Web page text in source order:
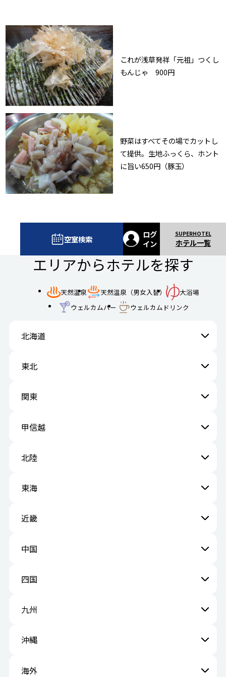
これが浅草発祥「元祖」つくし
もんじゃ 900円
野菜はすべてその場でカットし
て提供。生地ふっくら、ホント
に旨い650円（豚玉）
空室検索
ログ
イン
ホテル一覧
エリアからホテルを探す
天然温泉 天然温泉（男女入替）
大浴場
ウェルカムバー
ウェルカムドリンク
北海道
東北
関東
甲信越
北陸
東海
近畿
中国
四国
九州
沖縄
海外